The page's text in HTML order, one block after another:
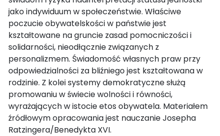
jako indywiduum w społeczeństwie. Właściwe
poczucie obywatelskości w państwie jest
kształtowane na gruncie zasad pomocniczości i
solidarności, nieodłącznie związanych z
personalizmem. Świadomość własnych praw przy
odpowiedzialności za bliźniego jest kształtowana w
rodzinie. Z kolei systemy demokratyczne służą
promowaniu w świecie wolności i równości,
wyrażających w istocie etos obywatela. Materiałem
źródłowym opracowania jest nauczanie Josepha
Ratzingera/Benedykta XVI.